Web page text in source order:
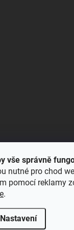
vše správně
nutné pro chod
pomocí reklamy
.
Nastavení
vyhrazena.